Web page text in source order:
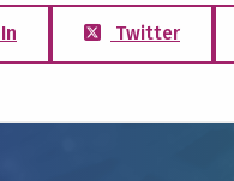
Twitter